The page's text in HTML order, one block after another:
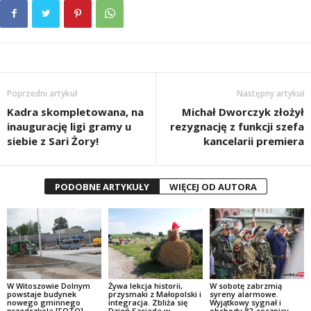
Poprzedni artykuł
Kadra skompletowana, na
inaugurację ligi gramy u
siebie z Sari Żory!
Następny artykuł
Michał Dworczyk złożył
rezygnację z funkcji szefa
kancelarii premiera
PODOBNE ARTYKUŁY WIĘCEJ OD AUTORA
W Witoszowie Dolnym
powstaje budynek
nowego gminnego
Żywa lekcja historii,
przysmaki z Małopolski i
integracja. Zbliża się
W sobotę zabrzmią
syreny alarmowe.
Wyjątkowy sygnał i